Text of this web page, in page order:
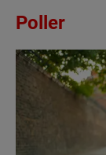
Poller